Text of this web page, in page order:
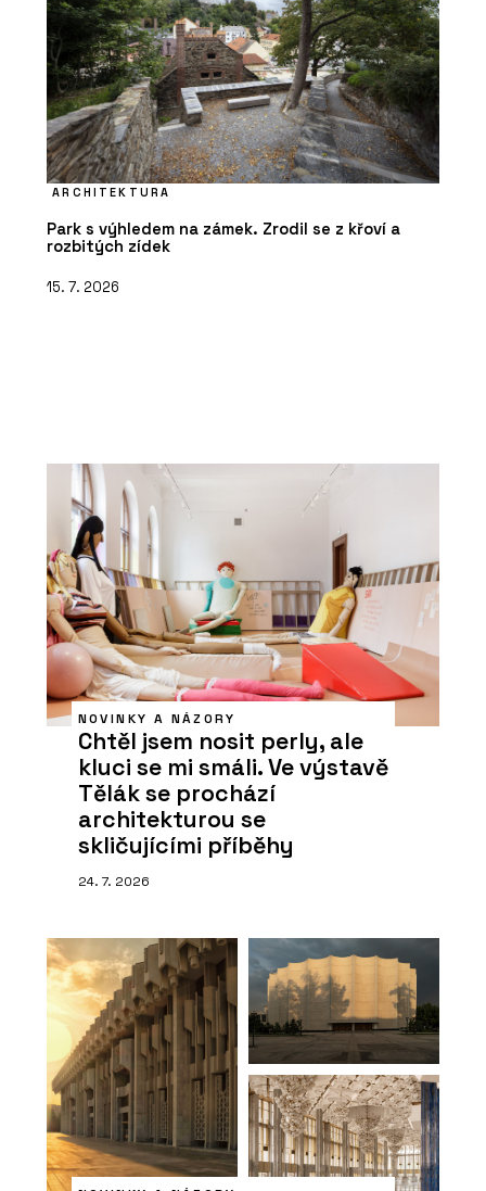
ARCHITEKTURA
Park s výhledem na zámek. Zrodil se z křoví a
rozbitých zídek
15. 7. 2026
NOVINKY A NÁZORY
Chtěl jsem nosit perly, ale
kluci se mi smáli. Ve výstavě
Tělák se prochází
architekturou se
skličujícími příběhy
24. 7. 2026